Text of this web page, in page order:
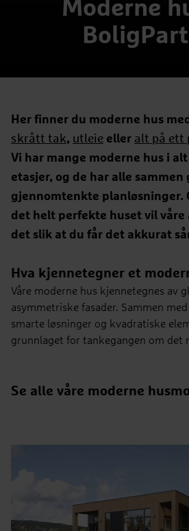
Moderne
Her finner du moderne hus med
skrått tak, utleie eller alt på ett
Vi har mange moderne hus i
etasjer, og de har alle sammen
gjennomtenkte planløsninger.
det helt perfekte huset vil
det slik at du får det akkurat
Hva kjennetegner et
Våre moderne hus kjennetegnes av
asymmetriske fasader. Sammen
smarte løsninger og kvadratiske
grunnlaget for tankegangen om det
Se alle våre moderne